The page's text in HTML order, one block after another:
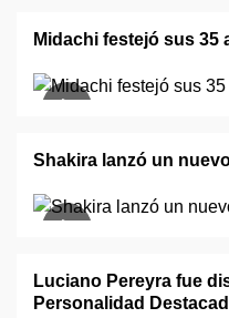
Midachi festejó sus 35
Shakira lanzó un
Luciano Pereyra fue
Personalidad